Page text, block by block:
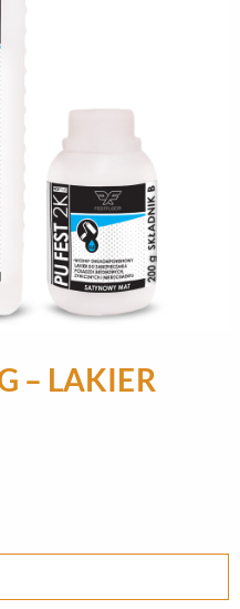
– LAKIER